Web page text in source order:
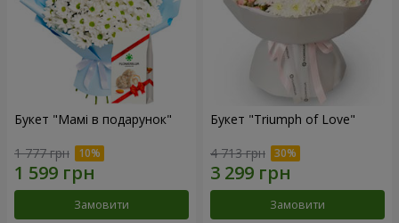
Букет "Мамі в подарунок"
1 777 грн
Замовити
Букет "Triumph of Love"
4 713 грн
Замовити